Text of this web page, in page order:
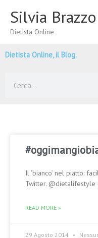
contenuto
Silvia Brazzo
Dietista Online
Dietista Online, il Blog.
Il ‘bianco’ nel piatto:
Twitter. @dietalifestyle
READ MORE »
29 Agosto 2014